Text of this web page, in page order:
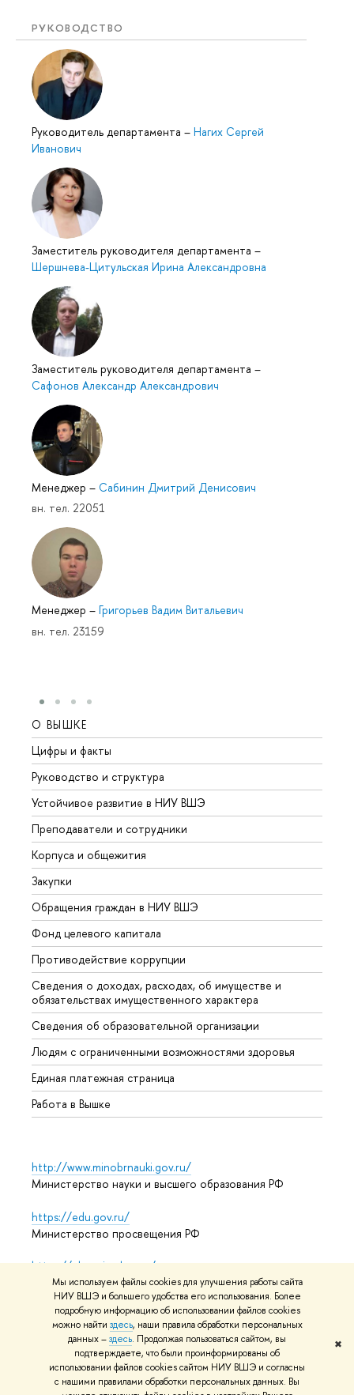
Мы используем файлы cookies для улучшения работы сайта
НИУ ВШЭ и большего удобства его использования. Более
подробную информацию об использовании файлов cookies
можно найти здесь, наши правила обработки персональных
данных –здесь. Продолжая пользоваться сайтом, вы
подтверждаете, что были проинформированы об
использовании файлов cookies сайтом НИУ ВШЭ и согласны
с нашими правилами обработки персональных данных. Вы
✖
РУКОВОДСТВО
Руководитель департамента – Нагих Сергей
Иванович
Заместитель руководителя департамента –
Шершнева-Цитульская Ирина Александровна
Заместитель руководителя департамента –
Сафонов Александр Александрович
Менеджер – Сабинин Дмитрий Денисович
вн. тел. 22051
Менеджер – Григорьев Вадим Витальевич
вн. тел. 23159
О ВЫШКЕ
Цифры и факты
Руководство и структура
Устойчивое развитие в НИУ ВШЭ
Преподаватели и сотрудники
Корпуса и общежития
Закупки
Обращения граждан в НИУ ВШЭ
Фонд целевого капитала
Противодействие коррупции
Сведения о доходах, расходах, об имуществе и
обязательствах имущественного характера
Сведения об образовательной организации
Людям с ограниченными возможностями здоровья
Единая платежная страница
Работа в Вышке
http://www.minobrnauki.gov.ru/
Министерство науки и высшего образования РФ
https://edu.gov.ru/
Министерство просвещения РФ
https://elearning.hse.ru/mooc
Массовые открытые онлайн-курсы
© НИУ ВШЭ 1993–2026 Адреса и контактыУсловия
использования материаловПолитика конфиденциальности
Карта сайта